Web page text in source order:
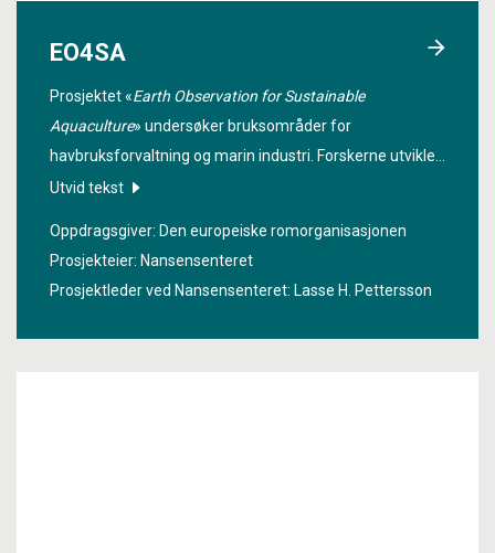
EO4SA
Prosjektet «Earth Observation for Sustainable
Aquaculture» undersøker bruksområder for
havbruksforvaltning og marin industri. Forskerne utvikler
og demonstrerer bruksområder knyttet til blant annet
skjelloppdrettsnæringen, og fiskedødelighet som følge
av lakselusutbrudd.
Utvid tekst
Oppdragsgiver: Den europeiske romorganisasjonen
Prosjekteier: Nansensenteret
Prosjektleder ved Nansensenteret: Lasse H. Pettersson